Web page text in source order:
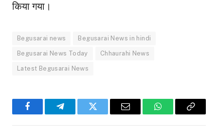
किया गया।
Begusarai news Begusarai News in hindi
Begusarai News Today Chhaurahi News
Latest Begusarai News
FacebookTelegramTwitter Email WhatsAppCopy